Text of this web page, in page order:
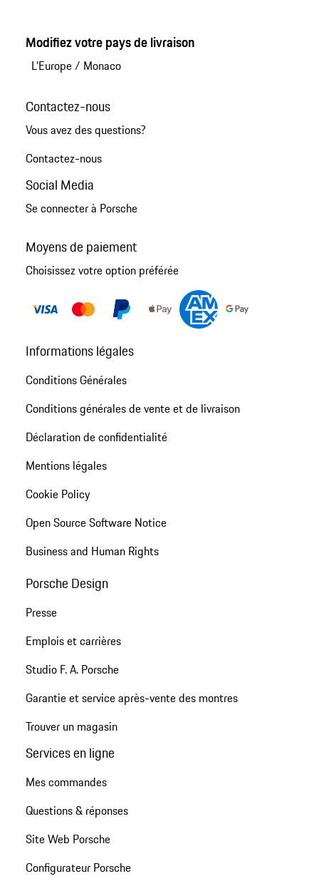
Modifiez votre pays de livraison
L'Europe/ Monaco
Contactez-nous
Vous avez des questions?
Contactez-nous
Social Media
Se connecter à Porsche
Moyens de paiement
Choisissez votre option préférée
Informations légales
Conditions Générales
Conditions générales de vente et de livraison
Déclaration de confidentialité
Mentions légales
Cookie Policy
Open Source Software Notice
Business and Human Rights
Porsche Design
Presse
Emplois et carrières
Studio F. A. Porsche
Garantie et service après-vente des montres
Trouver un magasin
Services en ligne
Mes commandes
Questions & réponses
Site Web Porsche
Configurateur Porsche